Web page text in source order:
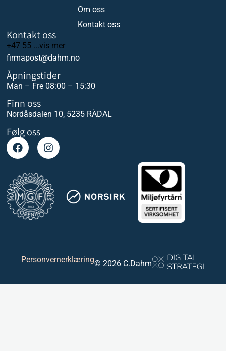
Om oss
Kontakt oss
Kontakt oss
+47 55 ...vis mer
firmapost@dahm.no
Åpningstider
Man – Fre 08:00 – 15:30
Finn oss
Nordåsdalen 10, 5235 RÅDAL
Følg oss
Personvernerklæring© 2026 C.Dahm